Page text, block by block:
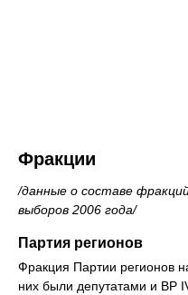
Фракции
/данные о составе
выборов 2006 года/
Партия регионов
Фракция Партии регионов
них были депутатами и ВР